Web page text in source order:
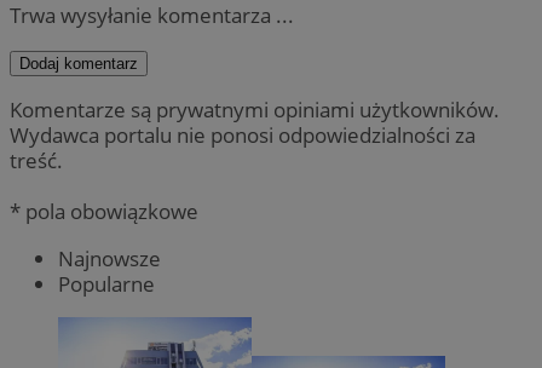
Trwa wysyłanie komentarza ...
Dodaj komentarz
Komentarze są prywatnymi opiniami użytkowników.
Wydawca portalu nie ponosi odpowiedzialności za
treść.
* pola obowiązkowe
Najnowsze
Popularne